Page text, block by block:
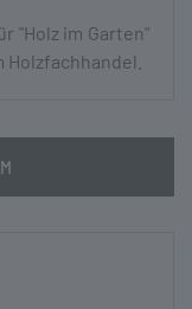
"Holz im Garten"